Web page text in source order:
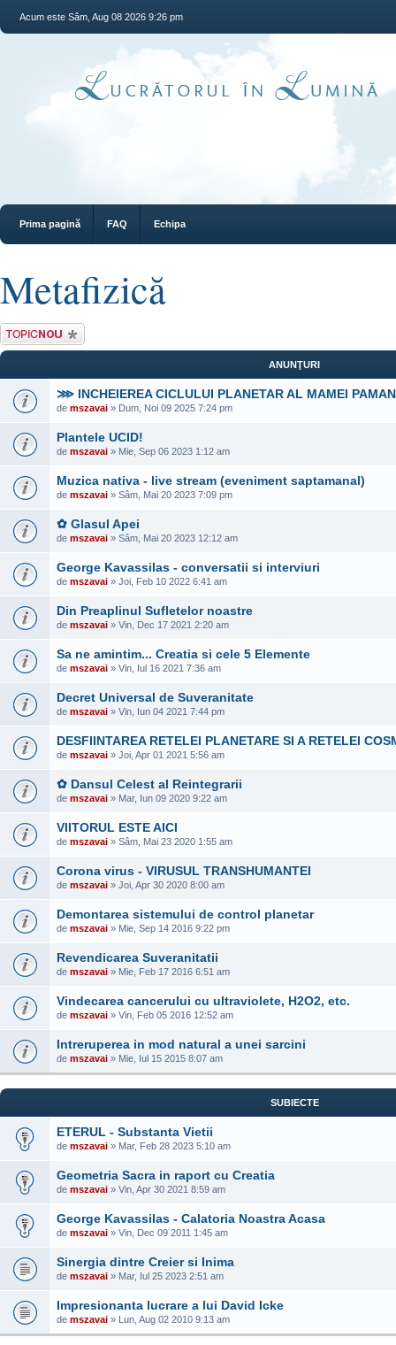
Acum este Sâm, Aug 08 2026 9:26 pm
Prima pagină FAQ Echipa
Metafizică
Scrie un subiect
nou
ANUNŢURI
⋙ INCHEIEREA CICLULUI PLANETAR AL MAMEI
de mszavai » Dum, Noi 09 2025 7:24 pm
Plantele UCID!
de mszavai » Mie, Sep 06 2023 1:12 am
Muzica nativa - live stream (eveniment saptamanal)
de mszavai » Sâm, Mai 20 2023 7:09 pm
✿ Glasul Apei
de mszavai » Sâm, Mai 20 2023 12:12 am
George Kavassilas - conversatii si interviuri
de mszavai » Joi, Feb 10 2022 6:41 am
Din Preaplinul Sufletelor noastre
de mszavai » Vin, Dec 17 2021 2:20 am
Sa ne amintim... Creatia si cele 5 Elemente
de mszavai » Vin, Iul 16 2021 7:36 am
Decret Universal de Suveranitate
de mszavai » Vin, Iun 04 2021 7:44 pm
DESFIINTAREA RETELEI PLANETARE SI A RETELEI
de mszavai » Joi, Apr 01 2021 5:56 am
✿ Dansul Celest al Reintegrarii
de mszavai » Mar, Iun 09 2020 9:22 am
VIITORUL ESTE AICI
de mszavai » Sâm, Mai 23 2020 1:55 am
Corona virus - VIRUSUL TRANSHUMANTEI
de mszavai » Joi, Apr 30 2020 8:00 am
Demontarea sistemului de control planetar
de mszavai » Mie, Sep 14 2016 9:22 pm
Revendicarea Suveranitatii
de mszavai » Mie, Feb 17 2016 6:51 am
Vindecarea cancerului cu ultraviolete, H2O2, etc.
de mszavai » Vin, Feb 05 2016 12:52 am
Intreruperea in mod natural a unei sarcini
de mszavai » Mie, Iul 15 2015 8:07 am
SUBIECTE
ETERUL - Substanta Vietii
de mszavai » Mar, Feb 28 2023 5:10 am
Geometria Sacra in raport cu Creatia
de mszavai » Vin, Apr 30 2021 8:59 am
George Kavassilas - Calatoria Noastra Acasa
de mszavai » Vin, Dec 09 2011 1:45 am
Sinergia dintre Creier si Inima
de mszavai » Mar, Iul 25 2023 2:51 am
Impresionanta lucrare a lui David Icke
de mszavai » Lun, Aug 02 2010 9:13 am